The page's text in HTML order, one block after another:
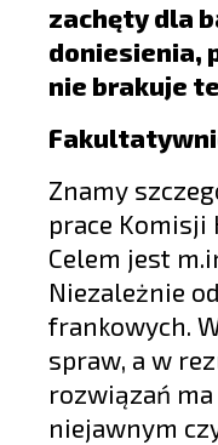
zachęty dla
doniesienia,
nie brakuje
Znamy
prace Komisji
Celem jest
Niezależnie
frankowych.
spraw, a w
rozwiązań
niejawnym